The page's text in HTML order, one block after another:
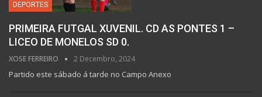
DEPORTES
PRIMEIRA FUTGAL XUVENIL. CD AS PONTES 1 –
LICEO DE MONELOS SD 0.
XOSE FERREIRO 2 Decembro, 2024
Partido este sábado á tarde no Campo Anexo